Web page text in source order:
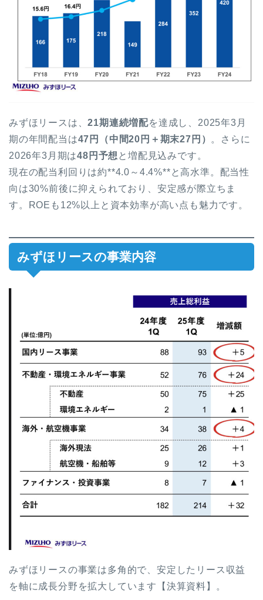
みずほリースは、21期連続増配を達成し、2025年3月
期の年間配当は47円（中間20円＋期末27円） 。さらに
2026年3月期は48円予想 と増配見込みです。
現在の配当利回りは約**4.0～4.4%**と高水準。配当性
向は30%前後に抑えられており、安定感が際立ちま
す。ROEも12%以上と資本効率が高い点も魅力です。
みずほリースの事業内容
みずほリースの事業は多角的で、安定したリース収益
を軸に成長分野を拡大しています【決算資料】。